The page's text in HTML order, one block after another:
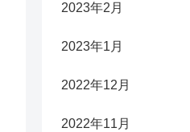
2023年2月
2023年1月
2022年12月
2022年11月